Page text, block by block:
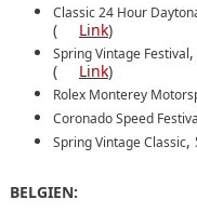
Classic 24 Hour
(
Link)
Spring Vintage Festival
(
Link)
Rolex Monterey
Coronado Speed
Spring Vintage Classic,
BELGIEN: